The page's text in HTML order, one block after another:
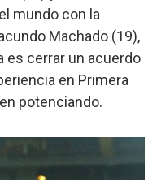
mundo con la
Machado (19),
es cerrar un acuerdo
en Primera
potenciando.